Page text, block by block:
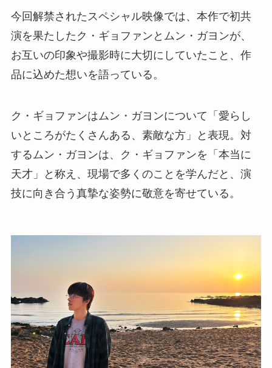
今回解禁されたスペシャル映像では、本作で初共
演を果たしたク・ギョファンとムン・ガヨンが、
お互いの印象や撮影時に大切にしていたこと、作
品に込めた想いを語っている。
ク・ギョファンはムン・ガヨンについて「愛らし
いところがたくさんある、素敵な方」と表現。対
するムン・ガヨンは、ク・ギョファンを「本当に
天才」と称え、現場で多くのことを学んだと、演
技に向き合う真摯な姿勢に敬意を寄せている。